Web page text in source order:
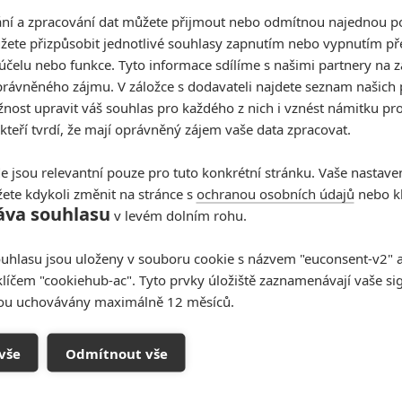
By Any Means: Mark
Wahlberg jako mafián
likviduje dobytky z Ku Klux
Klanu
Anarvin | 02.06.2026 10:00
0
Ve snímku inspirovaném skutečností vezmou
rukou a zahájí epické tažení za odplatou.
Filmové klenoty, které překvapivě
natočili úplní zelenáči
a zpracování dat můžete přijmout nebo odmítnou najednou
přizpůsobit jednotlivé souhlasy zapnutím nebo vypnutím
nebo funkce. Tyto informace sdílíme s našimi partnery na
zájmu. V záložce s dodavateli najdete seznam našich
upravit váš souhlas pro každého z nich i vznést námitku
tvrdí, že mají oprávněný zájem vaše data zpracovat.
jsou relevantní pouze pro tuto konkrétní stránku. Vaše
kdykoli změnit na stránce s ochranou osobních údajů nebo
souhlasu v levém dolním rohu.
jsou uloženy v souboru cookie s názvem "euconsent-v2"
"cookiehub-ac". Tyto prvky úložiště zaznamenávají vaše
uchovávány maximálně 12 měsíců.
Odmítnout vše